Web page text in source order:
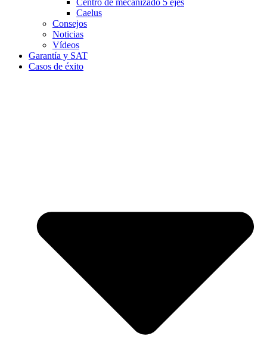
Centro de mecanizado 5 ejes
Caelus
Consejos
Noticias
Vídeos
Garantía y SAT
Casos de éxito